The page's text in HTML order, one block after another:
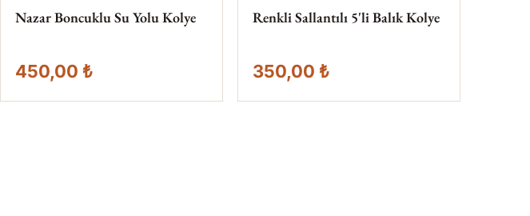
Nazar Boncuklu Su Yolu Kolye
450,00 ₺
Renkli Sallantılı 5'li Balık Kolye
350,00 ₺